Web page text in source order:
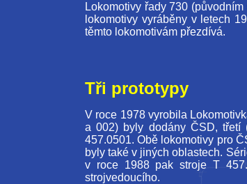
Lokomotivy řady 730
lokomotivy vyráběny v letech
těmto lokomotivám přezdívá.
Tři prototypy
V roce 1978 vyrobila
a 002) byly dodány ČSD, třetí
457.0501. Obě lokomotivy pro
byly také v jiných oblastech.
v roce 1988 pak stroje T
strojvedoucího.